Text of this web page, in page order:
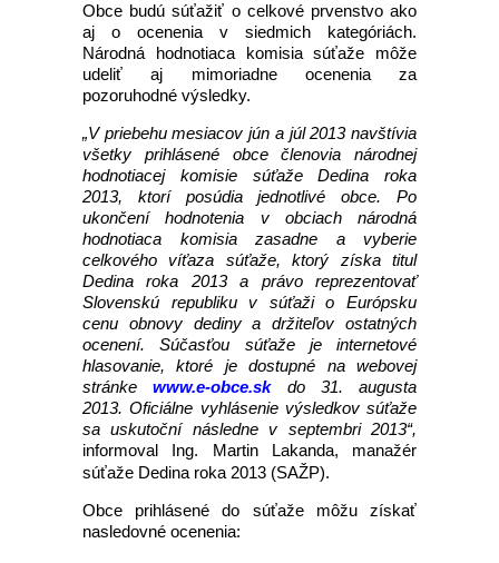
Obce budú súťažiť o celkové prvenstvo ako
aj o ocenenia v siedmich kategóriách.
Národná hodnotiaca komisia súťaže môže
udeliť aj mimoriadne ocenenia za
pozoruhodné výsledky.
„V priebehu mesiacov jún a júl 2013 navštívia
všetky prihlásené obce členovia národnej
hodnotiacej komisie súťaže Dedina roka
2013, ktorí posúdia jednotlivé obce.
Po
ukončení hodnotenia v obciach národná
hodnotiaca komisia zasadne a vyberie
celkového víťaza súťaže,ktorý získa titul
Dedina roka 2013 a právo reprezentovať
Slovenskú republiku v súťaži o Európsku
cenu obnovy dediny a držiteľov ostatných
ocenení. Súčasťou súťaže je internetové
hlasovanie, ktoré je dostupné na webovej
stránkewww.e-obce.skdo 31. augusta
2013. Oficiálne vyhlásenie výsledkov súťaže
sa uskutoční následne v septembri 2013“,
informoval Ing. Martin Lakanda,
manažér
súťaže Dedina roka 2013 (SAŽP).
Obce prihlásené do súťaže môžu získať
nasledovné ocenenia: